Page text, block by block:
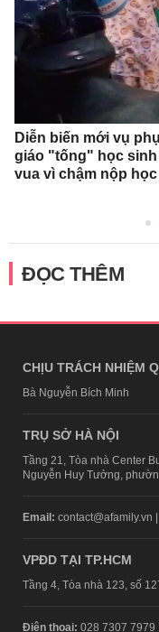
Diễn biến mới vụ
giáo "tống" học
vua vì chậm nộp
ĐỌC THÊM
CHỊU TRÁCH NHIỆM
Bà Nguyễn Bích Minh
TRỤ SỞ HÀ NỘI
Tầng 21, Tòa nhà Center
Nguyễn Huy Tưởng,
Email: contact@afamily.vn |
VPĐD TẠI TP.HCM
Tầng 4, Tòa nhà 123, số
Điện thoại: 028 7307 7979